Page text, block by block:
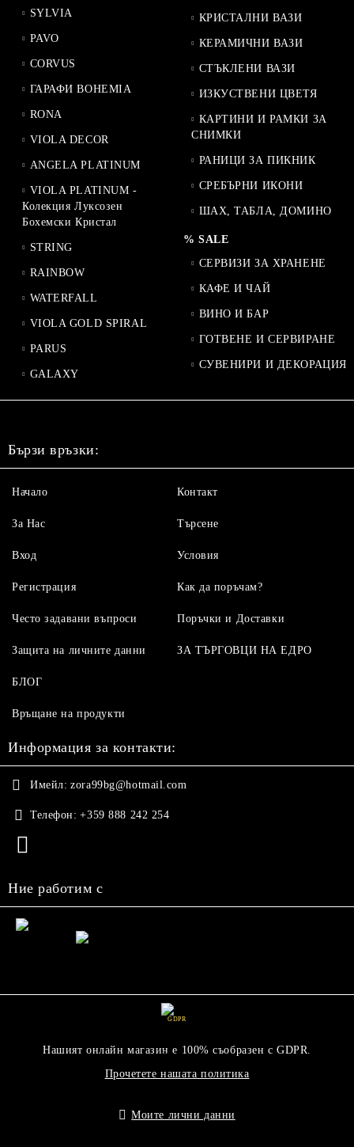
SYLVIA
PAVO
CORVUS
ГАРАФИ BOHEMIA
RONA
VIOLA DECOR
ANGELA PLATINUM
VIOLA PLATINUM -
Колекция Луксозен
Бохемски Кристал
STRING
RAINBOW
WATERFALL
VIOLA GOLD SPIRAL
PARUS
GALAXY
КРИСТАЛНИ ВАЗИ
КЕРАМИЧНИ ВАЗИ
СТЪКЛЕНИ ВАЗИ
ИЗКУСТВЕНИ ЦВЕТЯ
КАРТИНИ И РАМКИ ЗА
СНИМКИ
РАНИЦИ ЗА ПИКНИК
СРЕБЪРНИ ИКОНИ
ШАХ, ТАБЛА, ДОМИНО
% SALE
СЕРВИЗИ ЗА ХРАНЕНЕ
КАФЕ И ЧАЙ
ВИНО И БАР
ГОТВЕНЕ И СЕРВИРАНЕ
СУВЕНИРИ И ДЕКОРАЦИЯ
Бързи връзки:
Начало
За Нас
Вход
Регистрация
Контакт
Търсене
Условия
Как да поръчам?
Често задавани въпроси
Защита на личните данни
БЛОГ
Връщане на продукти
Поръчки и Доставки
ЗА ТЪРГОВЦИ НА ЕДРО
Информация за контакти:
Имейл: zora99bg@hotmail.com
Телефон: +359 888 242 254
Ние работим с
GDPR
Нашият онлайн магазин е 100% съобразен с GDPR.
Прочетете нашата политика
Моите лични данни